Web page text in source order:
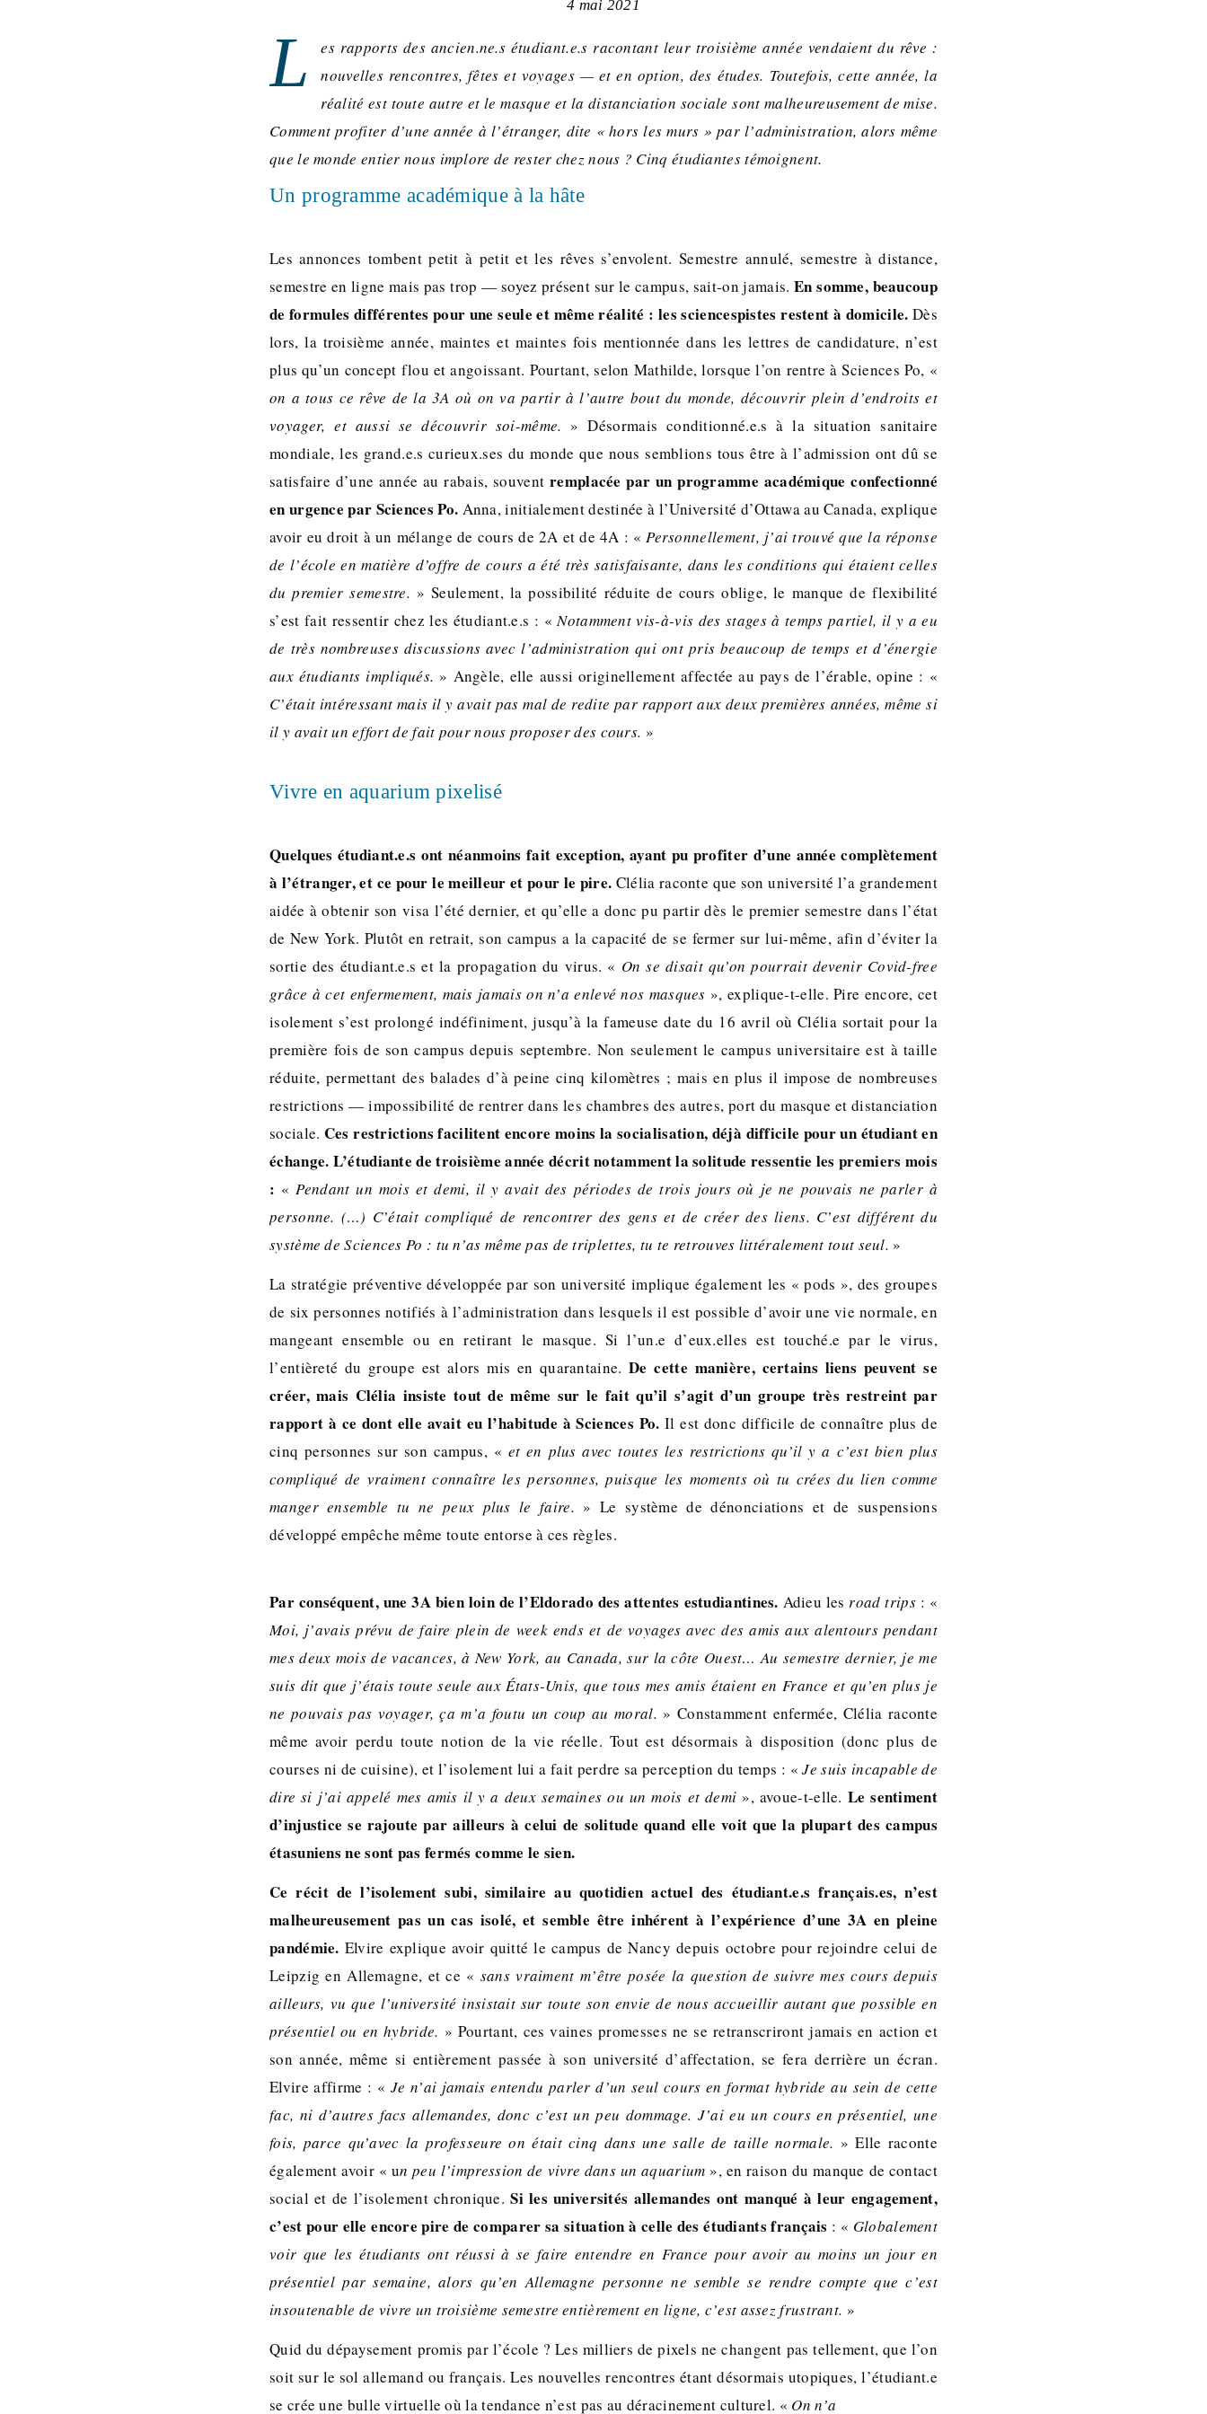
4 mai 2021
L
es rapports des ancien.ne.s étudiant.e.s racontant leur troisième année vendaient du rêve :
nouvelles rencontres, fêtes et voyages — et en option, des études. Toutefois, cette année, la
réalité est toute autre et le masque et la distanciation sociale sont malheureusement de mise.
Comment profiter d’une année à l’étranger, dite « hors les murs » par l’administration, alors même
que le monde entier nous implore de rester chez nous ? Cinq étudiantes témoignent.
Un programme académique à la hâte
Les annonces tombent petit à petit et les rêves s’envolent. Semestre annulé, semestre à distance,
semestre en ligne mais pas trop — soyez présent sur le campus, sait-on jamais.En somme, beaucoup
de formules différentes pour une seule et même réalité : les sciencespistes restent à domicile. Dès
lors, la troisième année, maintes et maintes fois mentionnée dans les lettres de candidature, n’est
plus qu’un concept flou et angoissant. Pourtant, selon Mathilde, lorsque l’on rentre à Sciences Po, «
on a tous ce rêve de la 3A où on va partir à l’autre bout du monde, découvrir plein d’endroits et
voyager, et aussi se découvrir soi-même. » Désormais conditionné.e.s à la situation sanitaire
mondiale, les grand.e.s curieux.ses du monde que nous semblions tous être à l’admission ont dû se
satisfaire d’une année au rabais, souvent remplacée par un programme académique confectionné
en urgence par Sciences Po. Anna, initialement destinée à l’Université d’Ottawa au Canada, explique
avoir eu droit à un mélange de cours de 2A et de 4A : «Personnellement, j’ai trouvé que la réponse
de l’école en matière d’offre de cours a été très satisfaisante, dans les conditions qui étaient celles
du premier semestre. » Seulement, la possibilité réduite de cours oblige, le manque de flexibilité
s’est fait ressentir chez les étudiant.e.s : «Notamment vis-à-vis des stages à temps partiel, il y a eu
de très nombreuses discussions avec l’administration qui ont pris beaucoup de temps et d’énergie
aux étudiants impliqués. » Angèle, elle aussi originellement affectée au pays de l’érable, opine : «
C’était intéressant mais il y avait pas mal de redite par rapport aux deux premières années, même si
il y avait un effort de fait pour nous proposer des cours. »
Vivre en aquarium pixelisé
Quelques étudiant.e.s ont néanmoins fait exception, ayant pu profiter d’une année complètement
à l’étranger, et ce pour le meilleur et pour le pire. Clélia raconte que son université l’a grandement
aidée à obtenir son visa l’été dernier, et qu’elle a donc pu partir dès le premier semestre dans l’état
de New York. Plutôt en retrait, son campus a la capacité de se fermer sur lui-même, afin d’éviter la
sortie des étudiant.e.s et la propagation du virus. « On se disait qu’on pourrait devenir Covid-free
grâce à cet enfermement, mais jamais on n’a enlevé nos masques », explique-t-elle. Pire encore, cet
isolement s’est prolongé indéfiniment, jusqu’à la fameuse date du 16 avril où Clélia sortait pour la
première fois de son campus depuis septembre. Non seulement le campus universitaire est à taille
réduite, permettant des balades d’à peine cinq kilomètres ; mais en plus il impose de nombreuses
restrictions — impossibilité de rentrer dans les chambres des autres, port du masque et distanciation
sociale. Ces restrictions facilitent encore moins la socialisation, déjà difficile pour un étudiant en
échange. L’étudiante de troisième année décrit notamment la solitude ressentie les premiers mois
: «Pendant un mois et demi, il y avait des périodes de trois jours où je ne pouvais ne parler à
personne. (…) C’était compliqué de rencontrer des gens et de créer des liens. C’est différent du
système de Sciences Po : tu n’as même pas de triplettes, tu te retrouves littéralement tout seul. »
La stratégie préventive développée par son université implique également les « pods », des groupes
de six personnes notifiés à l’administration dans lesquels il est possible d’avoir une vie normale, en
mangeant ensemble ou en retirant le masque. Si l’un.e d’eux.elles est touché.e par le virus,
l’entièreté du groupe est alors mis en quarantaine.De cette manière, certains liens peuvent se
créer, mais Clélia insiste tout de même sur le fait qu’il s’agit d’un groupe très restreint par
rapport à ce dont elle avait eu l’habitude à Sciences Po. Il est donc difficile de connaître plus de
cinq personnes sur son campus, « et en plus avec toutes les restrictions qu’il y a c’est bien plus
compliqué de vraiment connaître les personnes, puisque les moments où tu crées du lien comme
manger ensemble tu ne peux plus le faire. » Le système de dénonciations et de suspensions
développé empêche même toute entorse à ces règles.
Par conséquent, une 3A bien loin de l’Eldorado des attentes estudiantines. Adieu lesroad trips : «
Moi, j’avais prévu de faire plein de week ends et de voyages avec des amis aux alentours pendant
mes deux mois de vacances, à New York, au Canada, sur la côte Ouest… Au semestre dernier, je me
suis dit que j’étais toute seule aux États-Unis, que tous mes amis étaient en France et qu’en plus je
ne pouvais pas voyager, ça m’a foutu un coup au moral. » Constamment enfermée, Clélia raconte
même avoir perdu toute notion de la vie réelle. Tout est désormais à disposition (donc plus de
courses ni de cuisine), et l’isolement lui a fait perdre sa perception du temps : «Je suis incapable de
dire si j’ai appelé mes amis il y a deux semaines ou un mois et demi », avoue-t-elle. Le sentiment
d’injustice se rajoute par ailleurs à celui de solitude quand elle voit que la plupart des campus
étasuniens ne sont pas fermés comme le sien.
Ce récit de l’isolement subi, similaire au quotidien actuel des étudiant.e.s français.es, n’est
malheureusement pas un cas isolé, et semble être inhérent à l’expérience d’une 3A en pleine
pandémie. Elvire explique avoir quitté le campus de Nancy depuis octobre pour rejoindre celui de
Leipzig en Allemagne, et ce « sans vraiment m’être posée la question de suivre mes cours depuis
ailleurs, vu que l’université insistait sur toute son envie de nous accueillir autant que possible en
présentiel ou en hybride. » Pourtant, ces vaines promesses ne se retranscriront jamais en action et
son année, même si entièrement passée à son université d’affectation, se fera derrière un écran.
Elvire affirme : « Je n’ai jamais entendu parler d’un seul cours en format hybride au sein de cette
fac, ni d’autres facs allemandes, donc c’est un peu dommage. J’ai eu un cours en présentiel, une
fois, parce qu’avec la professeure on était cinq dans une salle de taille normale. » Elle raconte
également avoir « un peu l’impression de vivre dans un aquarium », en raison du manque de contact
social et de l’isolement chronique.Si les universités allemandes ont manqué à leur engagement,
c’est pour elle encore pire de comparer sa situation à celle des étudiants français : « Globalement
voir que les étudiants ont réussi à se faire entendre en France pour avoir au moins un jour en
présentiel par semaine, alors qu’en Allemagne personne ne semble se rendre compte que c’est
insoutenable de vivre un troisième semestre entièrement en ligne, c’est assez frustrant. »
Quid du dépaysement promis par l’école ? Les milliers de pixels ne changent pas tellement, que l’on
soit sur le sol allemand ou français. Les nouvelles rencontres étant désormais utopiques, l’étudiant.e
se crée une bulle virtuelle où la tendance n’est pas au déracinement culturel. « On n’a